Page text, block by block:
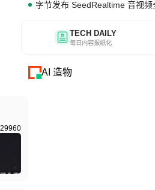
字节发布 SeedRealtime 音视频
TECH DAILY
每日内容报纸化
AI 造物
29960